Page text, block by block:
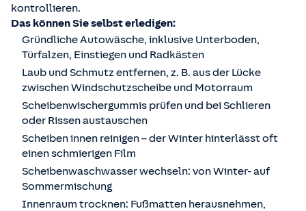
kontrollieren.
Das können Sie selbst erledigen:
Gründliche Autowäsche, inklusive Unterboden,
Türfalzen, Einstiegen und Radkästen
Laub und Schmutz entfernen, z. B. aus der Lücke
zwischen Windschutzscheibe und Motorraum
Scheibenwischergummis prüfen und bei Schlieren
oder Rissen austauschen
Scheiben innen reinigen – der Winter hinterlässt oft
einen schmierigen Film
Scheibenwaschwasser wechseln: von Winter- auf
Sommermischung
Innenraum trocknen: Fußmatten herausnehmen,